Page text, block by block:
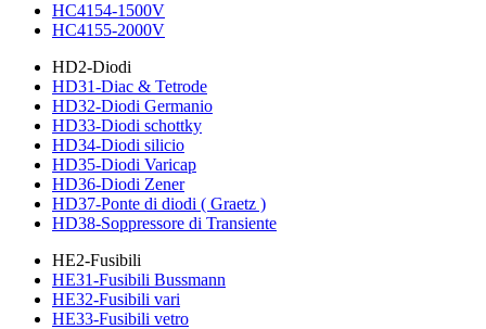
HC4154-1500V
HC4155-2000V
HD2-Diodi
HD31-Diac & Tetrode
HD32-Diodi Germanio
HD33-Diodi schottky
HD34-Diodi silicio
HD35-Diodi Varicap
HD36-Diodi Zener
HD37-Ponte di diodi ( Graetz )
HD38-Soppressore di Transiente
HE2-Fusibili
HE31-Fusibili Bussmann
HE32-Fusibili vari
HE33-Fusibili vetro